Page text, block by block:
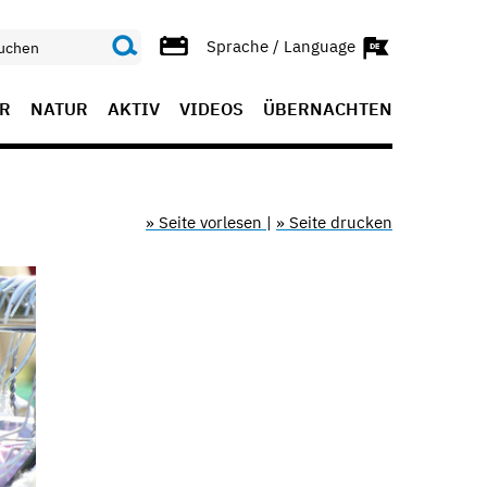
Sprache / Language
NATUR AKTIV VIDEOS ÜBERNACHTEN
» Seite vorlesen | » Seite drucken